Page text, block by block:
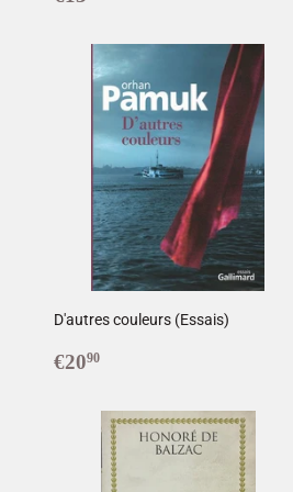
D'autres couleurs (Essais)
Prix
€2090€20,90